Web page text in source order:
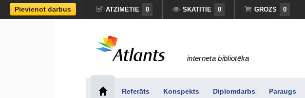
Pievienot darbus ATZĪMĒTIE 0 SKATĪTIE 0 GROZS 0
interneta bibliotēka
Referāts Konspekts Diplomdarbs Paraugs